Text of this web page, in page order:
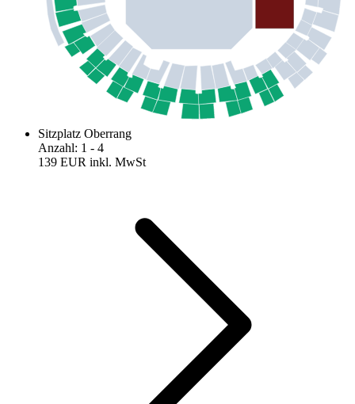
Sitzplatz Oberrang
Anzahl: 1 - 4
139 EUR inkl. MwSt